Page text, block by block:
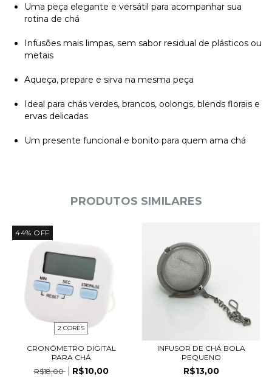
Uma peça elegante e versátil para acompanhar sua
rotina de chá
Infusões mais limpas, sem sabor residual de plásticos ou
metais
Aqueça, prepare e sirva na mesma peça
Ideal para chás verdes, brancos, oolongs, blends florais e
ervas delicadas
Um presente funcional e bonito para quem ama chá
PRODUTOS SIMILARES
44% OFF
2 CORES
CRONÔMETRO DIGITAL
PARA CHÁ
R$18,00
R$10,00
INFUSOR DE CHÁ BOLA
PEQUENO
R$13,00